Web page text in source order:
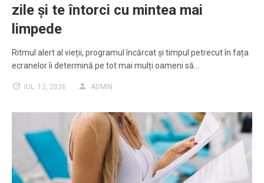
zile și te întorci cu mintea mai
limpede
Ritmul alert al vieții, programul încărcat și timpul petrecut în fața
ecranelor îi determină pe tot mai mulți oameni să…
IUL. 12, 2026 ADMIN